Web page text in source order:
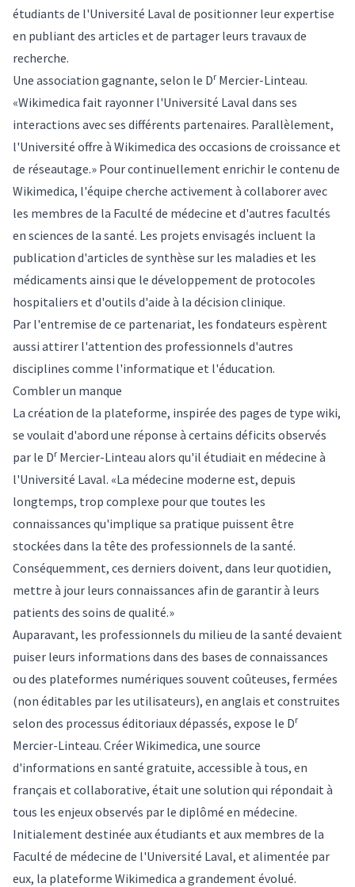
étudiants de l'Université Laval de positionner leur expertise
en publiant des articles et de partager leurs travaux de
recherche.
Une association gagnante, selon le Dr Mercier-Linteau.
«Wikimedica fait rayonner l'Université Laval dans ses
interactions avec ses différents partenaires. Parallèlement,
l'Université offre à Wikimedica des occasions de croissance et
de réseautage.» Pour continuellement enrichir le contenu de
Wikimedica, l'équipe cherche activement à collaborer avec
les membres de la Faculté de médecine et d'autres facultés
en sciences de la santé. Les projets envisagés incluent la
publication d'articles de synthèse sur les maladies et les
médicaments ainsi que le développement de protocoles
hospitaliers et d'outils d'aide à la décision clinique.
Par l'entremise de ce partenariat, les fondateurs espèrent
aussi attirer l'attention des professionnels d'autres
disciplines comme l'informatique et l'éducation.
Combler un manque
La création de la plateforme, inspirée des pages de type wiki,
se voulait d'abord une réponse à certains déficits observés
par le Dr Mercier-Linteau alors qu'il étudiait en médecine à
l'Université Laval. «La médecine moderne est, depuis
longtemps, trop complexe pour que toutes les
connaissances qu'implique sa pratique puissent être
stockées dans la tête des professionnels de la santé.
Conséquemment, ces derniers doivent, dans leur quotidien,
mettre à jour leurs connaissances afin de garantir à leurs
patients des soins de qualité.»
Auparavant, les professionnels du milieu de la santé devaient
puiser leurs informations dans des bases de connaissances
ou des plateformes numériques souvent coûteuses, fermées
(non éditables par les utilisateurs), en anglais et construites
selon des processus éditoriaux dépassés, expose le Dr
Mercier-Linteau. Créer Wikimedica, une source
d'informations en santé gratuite, accessible à tous, en
français et collaborative, était une solution qui répondait à
tous les enjeux observés par le diplômé en médecine.
Initialement destinée aux étudiants et aux membres de la
Faculté de médecine de l'Université Laval, et alimentée par
eux, la plateforme Wikimedica a grandement évolué.